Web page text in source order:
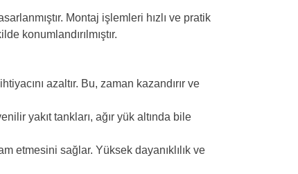
Montaj işlemleri hızlı ve pratik
konumlandırılmıştır.
azaltır. Bu, zaman kazandırır ve
yakıt tankları, ağır yük altında bile
etmesini sağlar. Yüksek dayanıklılık ve